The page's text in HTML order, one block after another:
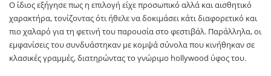
Ο ίδιος εξήγησε πως η επιλογή είχε προσωπικό αλλά και αισθητικό
χαρακτήρα, τονίζοντας ότι ήθελε να δοκιμάσει κάτι διαφορετικό και
πιο χαλαρό για τη φετινή του παρουσία στο φεστιβάλ. Παράλληλα, οι
εμφανίσεις του συνδυάστηκαν με κομψά σύνολα που κινήθηκαν σε
κλασικές γραμμές, διατηρώντας το γνώριμο hollywood ύφος του.